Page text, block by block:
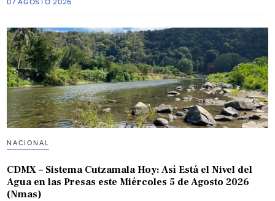
NACIONAL
CDMX – Sistema Cutzamala Hoy: Así Está el Nivel del
Agua en las Presas este Miércoles 5 de Agosto 2026
(Nmas)